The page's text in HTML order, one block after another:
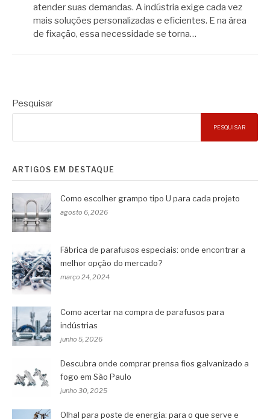
atender suas demandas. A indústria exige cada vez
mais soluções personalizadas e eficientes. E na área
de fixação, essa necessidade se torna…
Pesquisar
PESQUISAR
ARTIGOS EM DESTAQUE
Como escolher grampo tipo U para cada projeto
agosto 6, 2026
Fábrica de parafusos especiais: onde encontrar a
melhor opção do mercado?
março 24, 2024
Como acertar na compra de parafusos para
indústrias
junho 5, 2026
Descubra onde comprar prensa fios galvanizado a
fogo em São Paulo
junho 30, 2025
Olhal para poste de energia: para o que serve e